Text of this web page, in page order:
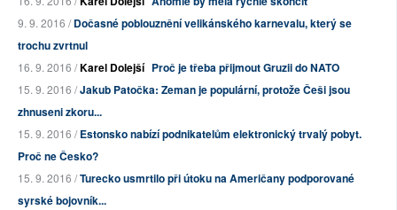
9. 9. 2016 /Dočasné poblouznění velikánského karnevalu, který se
trochu zvrtnul
16. 9. 2016 /Karel Dolejší Proč je třeba přijmout Gruzii do NATO
15. 9. 2016 /Jakub Patočka: Zeman je populární, protože Češi jsou
zhnuseni zkoru...
15. 9. 2016 /Estonsko nabízí podnikatelům elektronický trvalý pobyt.
Proč ne Česko?
15. 9. 2016 /Turecko usmrtilo při útoku na Američany podporované
syrské bojovník...